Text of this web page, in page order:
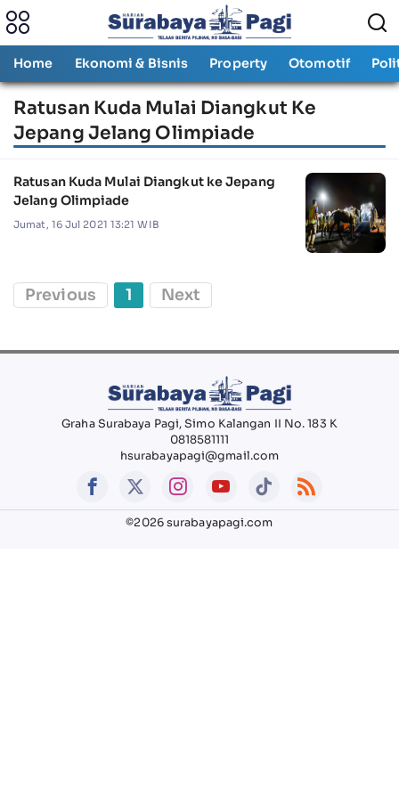
Home Ekonomi & Bisnis Property Otomotif
Ratusan Kuda Mulai Diangkut Ke
Jepang Jelang Olimpiade
Ratusan Kuda Mulai Diangkut ke Jepang
Jelang Olimpiade
Jumat, 16 Jul 2021 13:21 WIB
Previous 1 Next
Graha Surabaya Pagi, Simo Kalangan II No. 183 K
0818581111
hsurabayapagi@gmail.com
©2026 surabayapagi.com